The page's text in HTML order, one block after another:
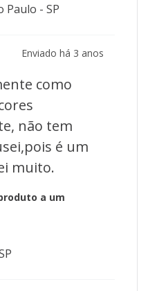
Paulo - SP
Enviado há 3 anos
como
não tem
é um
muito.
a um